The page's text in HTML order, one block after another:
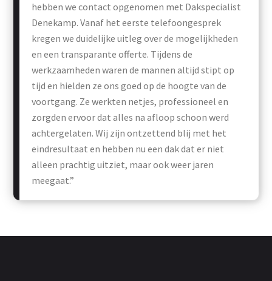
hebben we contact opgenomen met Dakspecialist
Denekamp. Vanaf het eerste telefoongesprek
kregen we duidelijke uitleg over de mogelijkheden
en een transparante offerte. Tijdens de
werkzaamheden waren de mannen altijd stipt op
tijd en hielden ze ons goed op de hoogte van de
voortgang. Ze werkten netjes, professioneel en
zorgden ervoor dat alles na afloop schoon werd
achtergelaten. Wij zijn ontzettend blij met het
eindresultaat en hebben nu een dak dat er niet
alleen prachtig uitziet, maar ook weer jaren
meegaat.”